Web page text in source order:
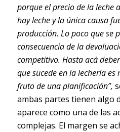
porque el precio de la leche
hay leche y la única causa
producción. Lo poco que se
consecuencia de la
competitivo. Hasta acá
que sucede en la lechería
fruto de una planificación”,
ambas partes tienen algo
aparece como una de las
complejas. El margen se